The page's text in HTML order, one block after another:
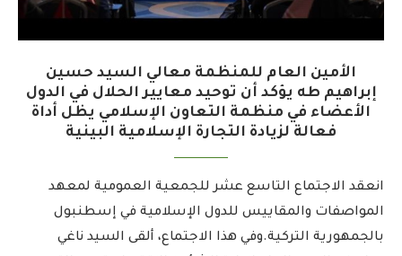
الأمين العام للمنظمة معالي السيد حسين
إبراهيم طه يؤكد أن توحيد معايير الحلال في الدول
الأعضاء في منظمة التعاون الإسلامي يظل أداة
فعالة لزيادة التجارة الإسلامية البينية
انعقد الاجتماع التاسع عشر للجمعية العمومية لمعهد
المواصفات والمقاييس للدول الإسلامية في إسطنبول
بالجمهورية التركية.وفي هذا الاجتماع، ألقى السيد ناغي